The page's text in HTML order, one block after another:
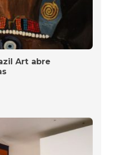
Art abre